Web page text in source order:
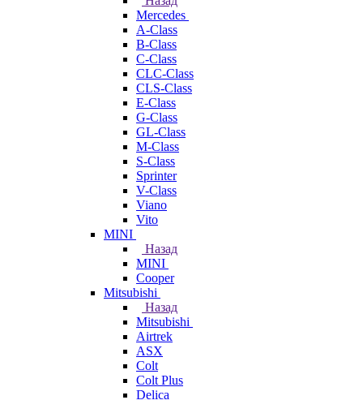
Mercedes
A-Class
B-Class
C-Class
CLC-Class
CLS-Class
E-Class
G-Class
GL-Class
M-Class
S-Class
Sprinter
V-Class
Viano
Vito
MINI
Назад
MINI
Cooper
Mitsubishi
Назад
Mitsubishi
Airtrek
ASX
Colt
Colt Plus
Delica